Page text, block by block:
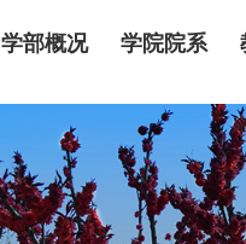
学部概况 学院院系